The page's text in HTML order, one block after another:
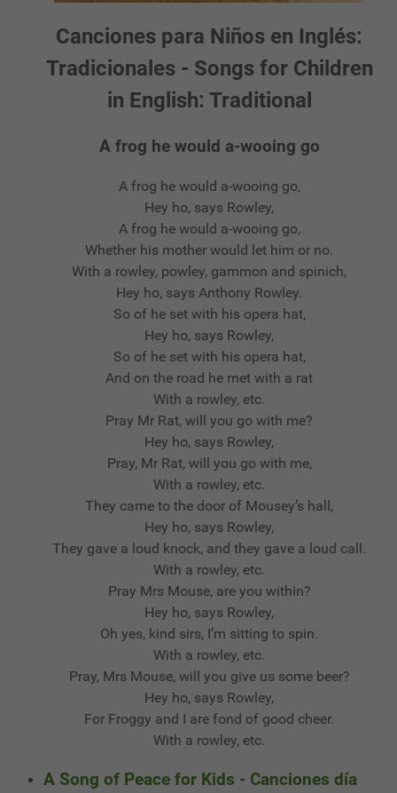
Canciones para Niños en Inglés:
Tradicionales - Songs for Children
in English: Traditional
A frog he would a-wooing go
A frog he would a-wooing go,
Hey ho, says Rowley,
A frog he would a-wooing go,
Whether his mother would let him or no.
With a rowley, powley, gammon and spinich,
Hey ho, says Anthony Rowley.
So of he set with his opera hat,
Hey ho, says Rowley,
So of he set with his opera hat,
And on the road he met with a rat
With a rowley, etc.
Pray Mr Rat, will you go with me?
Hey ho, says Rowley,
Pray, Mr Rat, will you go with me,
With a rowley, etc.
They came to the door of Mousey’s hall,
Hey ho, says Rowley,
They gave a loud knock, and they gave a loud call.
With a rowley, etc.
Pray Mrs Mouse, are you within?
Hey ho, says Rowley,
Oh yes, kind sirs, I’m sitting to spin.
With a rowley, etc.
Pray, Mrs Mouse, will you give us some beer?
Hey ho, says Rowley,
For Froggy and I are fond of good cheer.
With a rowley, etc.
A Song of Peace for Kids - Canciones día